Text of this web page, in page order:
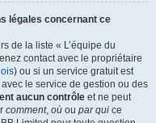
légales concernant ce
de la liste « L’équipe du
contact avec le propriétaire
) ou si un service gratuit est
le service de gestion ou des
aucun contrôle et ne peut
comment, où ou par qui ce